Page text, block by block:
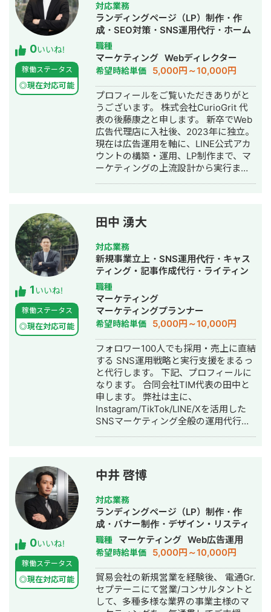
0いいね!
稼働ステータス
◎現在対応可能
対応業務
ランディングページ（LP）制作・作
成・SEO対策・SNS運用代行・ホーム
ページ制作・作成・バナー制作・デザ
イン・リスティング広告運用代行・オ
ウンドメディア制作・構築・運用代
行・採用代行・AI活用
職種
マーケティング Webディレクター
希望時給単価 5,000円～10,000円
プロフィールをご覧いただきありがと
うございます。 株式会社CurioGrit 代
表の後藤康之と申します。 新卒でWeb
広告代理店に入社後、2023年に独立。
現在は広告運用を軸に、LINE公式アカ
ウントの構築・運用、LP制作まで、マ
ーケティングの上流設計から実行まで
す。 広告・SEO・SNSで新規流入を獲
得 → LP・導線設計でLINEに誘導 → 教
育 → CV この全体フローの設計・実行
が強みです。 ▼対応ツール・領域 GA4
/ GTM / Looker Studio / Lステップ・L
Message（エルメ）/ LP制作 / バナ
ー・動画制作 / SEO / SNS運用 ▼対応
可能な広告媒体 Google広告（検索・デ
ィスプレイ・P-MAX・YouTube）/
Yahoo!広告 / Meta広告（Facebook・
Instagram）/ LINE広告 / TikTok広告 /
X広告 / SmartNews広告 / Outbrain /
Taboola ▼代表的な実績 ・Meta広告で
ROI維持のまま月予算200万→1,200万
円まで拡大（オンラインアシスタント
事業） ・LINE友だち約9,700人獲得、
テイクアウト売上前年比121%達成（飲
食チェーン） ▼得意業界 店舗系（飲
食・美容・クリニック）/ 人材紹介 / ス
円〜 / 月額5万円〜） ②広告運用代行
（固定5万円 / 手数料20％）
1いいね!
稼働ステータス
◎現在対応可能
田中 湧大
対応業務
新規事業立上・SNS運用代行・キャス
ティング・記事作成代行・ライティン
グ・バナー制作・デザイン・オウンド
メディア制作・構築・運用代行・動画
制作・動画編集・採用代行
職種
マーケティング
マーケティングプランナー
希望時給単価 5,000円～10,000円
フォロワー100人でも採用・売上に直結
する SNS運用戦略と実行支援をまるっ
と代行します。 下記、プロフィールに
なります。 合同会社TIM代表の田中と
申します。 弊社は主に、
Instagram/TikTok/LINE/Xを活用した
SNSマーケティング全般の運用代行事
レクターとして活動 2024年〜 合同
会社TIM アカウントプランナー(現任)
弊社の事業内容と実績をまとめており
ます。 ナショナルクライアントから中
小企業まで幅広く対応実績がありま
す。 ●事業内容 ・SNS運用代行 ・
SNSメディア構築、運営 ・SNSコンサ
ルティング ●運用実績まとめ ▶︎不動
産・住宅メディア運用 運用1年6ヶ月で
合計20件の注文住宅の成約獲得 ▶︎採用
ジャンル 薬学系企業様の新卒採用アカ
ウント 運用6ヶ月: フォロワー400人で
0いいね!
稼働ステータス
◎現在対応可能
中井 啓博
対応業務
ランディングページ（LP）制作・作
成・バナー制作・デザイン・リスティ
ング広告運用代行・営業代行・採用代
行
職種 マーケティング Web広告運用
希望時給単価 5,000円～10,000円
貿易会社の新規営業を経験後、 電通Gr.
セプテーニにて営業/コンサルタントと
して、多種多様な業界の事業主様のマ